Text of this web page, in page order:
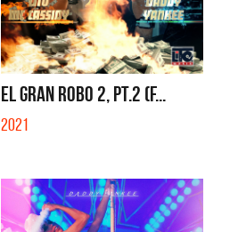
EL GRAN ROBO 2, PT.2 (F...
2021
La Muela y Sus Amigos
QUE NO SE MUELA LA MUELA - SINGLE